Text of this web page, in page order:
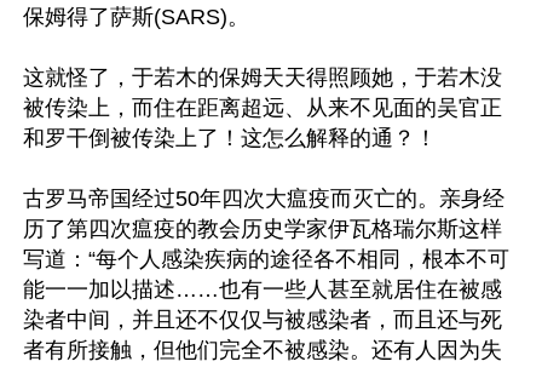
保姆得了萨斯(SARS)。
这就怪了，于若木的保姆天天得照顾她，于若木没
被传染上，而住在距离超远、从来不见面的吴官正
和罗干倒被传染上了！这怎么解释的通？！
古罗马帝国经过50年四次大瘟疫而灭亡的。亲身经
历了第四次瘟疫的教会历史学家伊瓦格瑞尔斯这样
写道：“每个人感染疾病的途径各不相同，根本不可
能一一加以描述……也有一些人甚至就居住在被感
染者中间，并且还不仅仅与被感染者，而且还与死
者有所接触，但他们完全不被感染。还有人因为失